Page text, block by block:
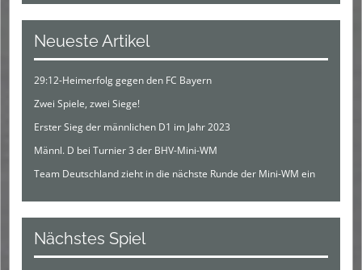
Neueste Artikel
29:12-Heimerfolg gegen den FC Bayern
Zwei Spiele, zwei Siege!
Erster Sieg der männlichen D1 im Jahr 2023
Männl. D bei Turnier 3 der BHV-Mini-WM
Team Deutschland zieht in die nächste Runde der Mini-WM ein
Nächstes Spiel